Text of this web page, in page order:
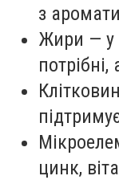
з
Жири — у
цинк,